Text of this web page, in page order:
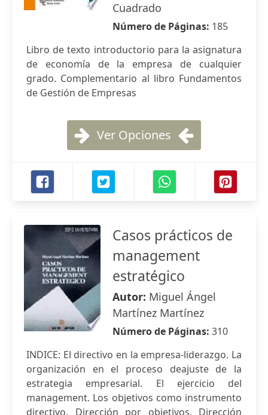
Cuadrado
Número de Páginas: 185
Libro de texto introductorio para la asignatura
de economía de la empresa de cualquier
grado. Complementario al libro Fundamentos
de Gestión de Empresas
Ver Opciones
Casos prácticos de
management
estratégico
Autor: Miguel Ángel
Martínez Martínez
Número de Páginas: 310
INDICE: El directivo en la empresa-liderazgo. La
organización en el proceso deajuste de la
estrategia empresarial. El ejercicio del
management. Los objetivos como instrumento
directivo. Dirección por objetivos. Dirección